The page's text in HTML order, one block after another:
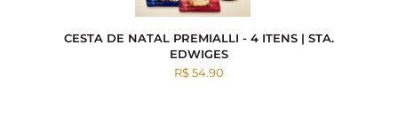
CESTA DE NATAL PREMIALLI - 4 ITENS | STA.
EDWIGES
R$ 54.90